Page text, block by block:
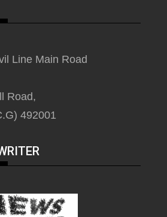
Line Main Road
Road,
492001